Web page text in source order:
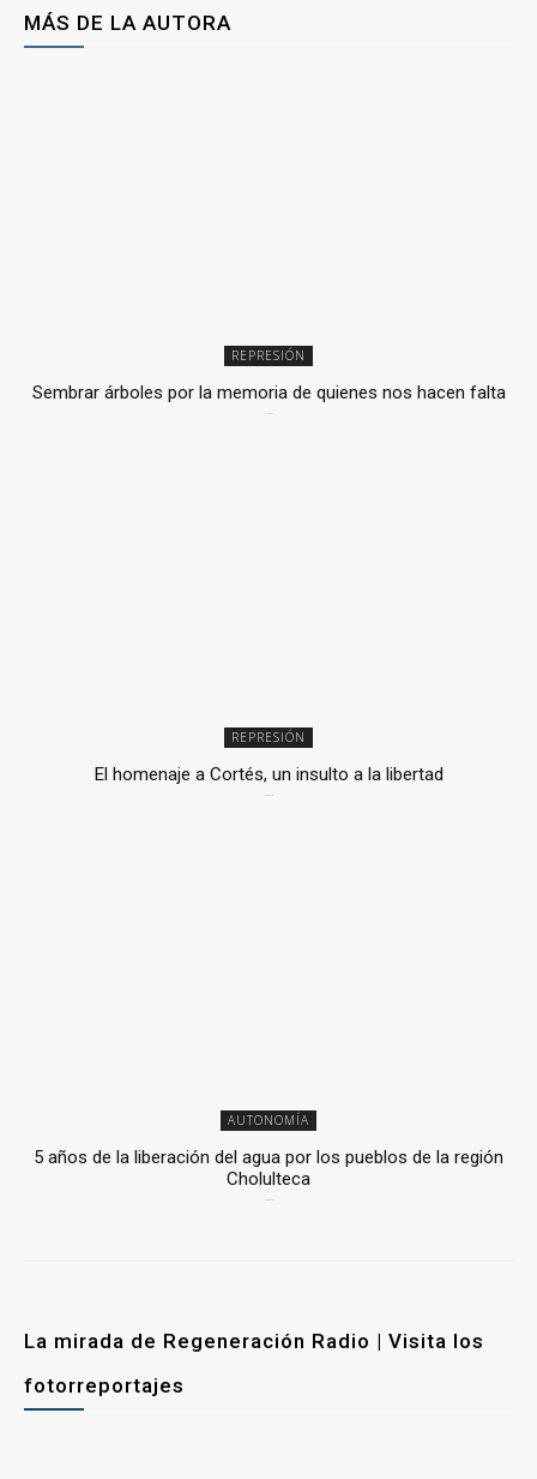
MÁS DE LA AUTORA
REPRESIÓN
Sembrar árboles por la memoria de quienes nos hacen falta
REPRESIÓN
El homenaje a Cortés, un insulto a la libertad
AUTONOMÍA
5 años de la liberación del agua por los pueblos de la región
Cholulteca
La mirada de Regeneración Radio | Visita los
fotorreportajes